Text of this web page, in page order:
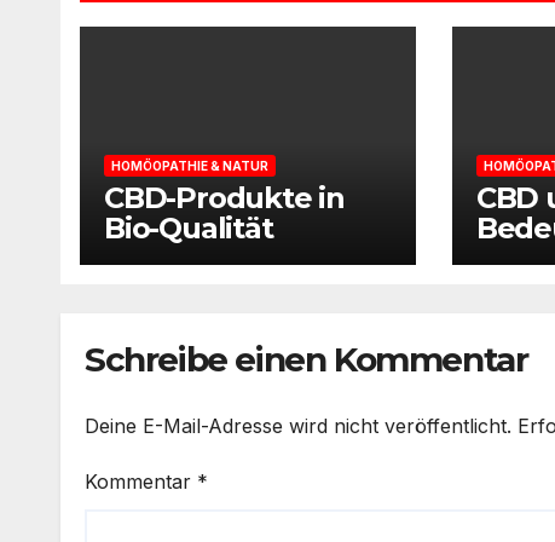
HOMÖOPATHIE & NATUR
CBD-Produkte in
Bio-Qualität
CBD
Schreibe einen Kommentar
Deine E-Mail-Adresse wird nicht veröffentlicht.
Kommentar *